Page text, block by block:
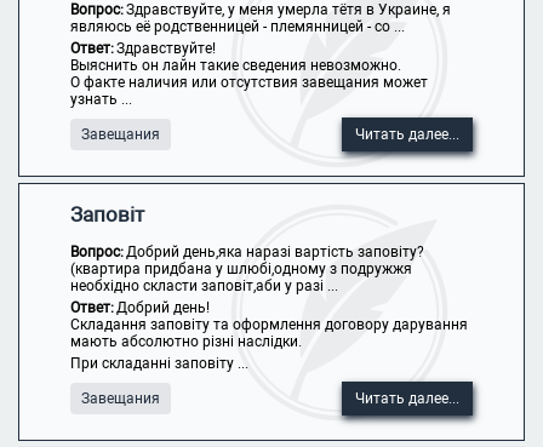
Вопрос:Здравствуйте, у меня умерла тётя в Украине, я
являюсь её родственницей - племянницей - со ...
Ответ:Здравствуйте!
Выяснить он лайн такие сведения невозможно.
О факте наличия или отсутствия завещания может
узнать ...
Завещания Читать далее...
Заповіт
Вопрос:Добрий день,яка наразі вартість заповіту?
(квартира придбана у шлюбі,одному з подружжя
необхідно скласти заповіт,аби у разі ...
Ответ:Добрий день!
Складання заповіту та оформлення договору дарування
мають абсолютно різні наслідки.
При складанні заповіту ...
Завещания Читать далее...